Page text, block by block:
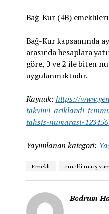
Bağ-Kur (4B)
Bağ-Kur kapsamında
arasında hesaplara
göre, 0 ve 2 ile biten
uygulanmaktadır.
Kaynak: https://
takvimi-aciklandi-
tahsis-numarasi-
Yayımlanan kategori:
Emekli emekli maaş
Bodrum